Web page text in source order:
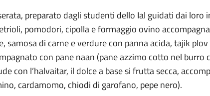
preparato dagli studenti dello Ial guidati dai loro
pomodori, cipolla e formaggio ovino
samosa di carne e verdure con panna acida, tajik
con pane naan (pane azzimo cotto nel burro
con l’halvaitar, il dolce a base si frutta secca,
cardamomo, chiodi di garofano, pepe nero).